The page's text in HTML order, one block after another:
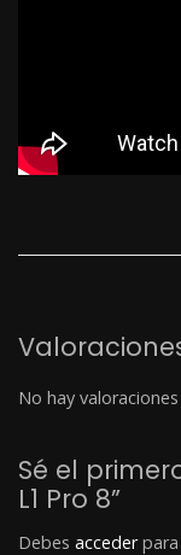
No hay valoraciones
Sé el
L1 Pro 8”
Debes accederpara